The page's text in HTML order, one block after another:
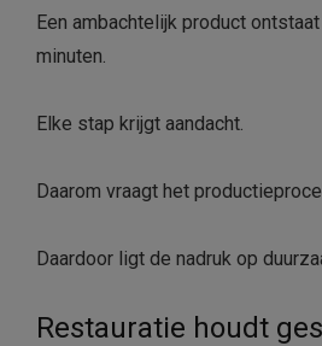
Een ambachtelijk product
minuten.
Elke stap krijgt aandacht.
Daarom vraagt het
Daardoor ligt de nadruk op
Restauratie houdt